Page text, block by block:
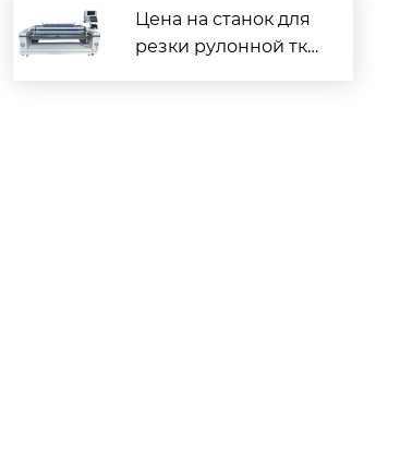
Цена на станок для
резки рулонной тка